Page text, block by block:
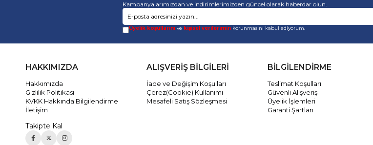
Kampanyalarımızdan ve indirimlerimizden güncel olarak haberdar olun.
Üyelik koşullarını ve kişisel verilerimin korunmasını kabul ediyorum.
HAKKIMIZDA
Hakkımızda
Gizlilik Politikası
KVKK Hakkında Bilgilendirme
İletişim
Takipte Kal
ALIŞVERİŞ BİLGİLERİ
İade ve Değişim Koşulları
Çerez(Cookie) Kullanımı
Mesafeli Satış Sözleşmesi
BİLGİLENDİRME
Teslimat Koşulları
Güvenli Alışveriş
Üyelik İşlemleri
Garanti Şartları